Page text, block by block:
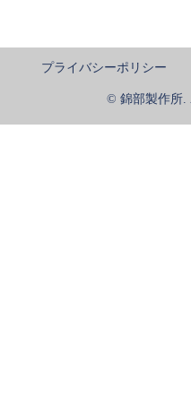
プライバシーポリシー
© 錦部製作所.